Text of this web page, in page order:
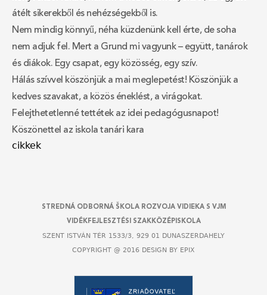
átélt sikerekből és nehézségekből is.
Nem mindig könnyű, néha küzdenünk kell érte, de soha
nem adjuk fel. Mert a Grund mi vagyunk – együtt, tanárok
és diákok. Egy csapat, egy közösség, egy szív.
Hálás szívvel köszönjük a mai meglepetést! Köszönjük a
kedves szavakat, a közös éneklést, a virágokat.
Felejthetetlenné tettétek az idei pedagógusnapot!
Köszönettel az iskola tanári kara
cikkek
STREDNÁ ODBORNÁ ŠKOLA ROZVOJA VIDIEKA S VJM
VIDÉKFEJLESZTÉSI SZAKKÖZÉPISKOLA
SZENT ISTVÁN TÉR 1533/3, 929 01 DUNASZERDAHELY
COPYRIGHT @ 2016 DESIGN BY EPIX